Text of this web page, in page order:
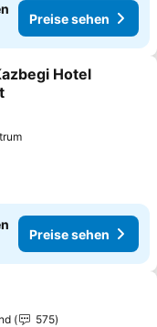
Preise sehen
hinzufügen
Hotel
Preise sehen
hinzufügen
575